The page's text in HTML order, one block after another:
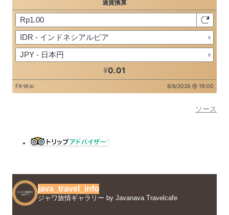
ソース
java_travel_info
ジャワ旅情ギャラリー by Javanava Travelcafe